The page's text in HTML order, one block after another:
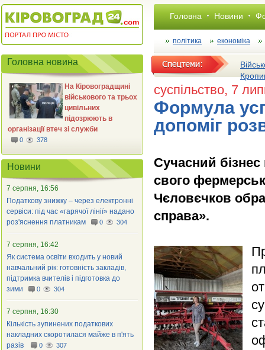
Головна Новини
політика економіка
суспільство, 7
Формула
допоміг
Сучасний
свого
Чєловєчков
справа».
Головна новина
На Кіровоградщині
військового та трьох
цивільних
підозрюють в
організації втеч зі служби
0 378
Новини
7 серпня, 16:56
Податкову знижку – через електронні
сервіси: під час «гарячої лінії» надано
роз'яснення платникам
0 304
7 серпня, 16:42
Як система освіти входить у новий
навчальний рік: готовність закладів,
підтримка вчителів і підготовка до
зими
0 304
7 серпня, 16:30
Кількість зупинених податкових
накладних скоротилася майже в п'ять
разів
0 307